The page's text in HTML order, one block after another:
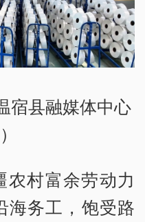
宿县融媒体中心
农村富余劳动力
海务工，饱受路